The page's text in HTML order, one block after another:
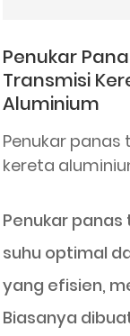
Penukar
Transmisi
Aluminium
Penukar panas
kereta
Penukar
suhu optimal
yang efisien,
Biasanya